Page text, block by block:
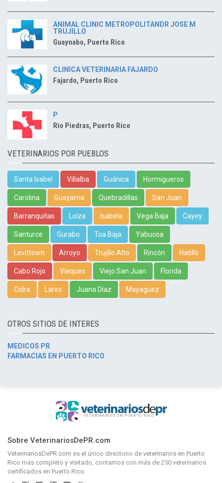
ANIMAL CLINIC METROPOLITANDR JOSE M
TRUJILLO
Guaynabo, Puerto Rico
CLINICA VETERINARIA FAJARDO
Fajardo, Puerto Rico
P
Rio Piedras, Puerto Rico
VETERINARIOS POR PUEBLOS
Santa Isabel Villalba Guánica Hormigueros
Carolina Guayama Quebradillas San Juan
Barranquitas Loíza Isabela Vega Baja Cayey
Santurce Gurabo Toa Baja Yabucoa
Levittown Arroyo Trujillo Alto Rincón Hatillo
Cabo Rojo Vieques Viejo San Juan Florida
Cidra Lares Juana Díaz Mayagüez
OTROS SITIOS DE INTERES
MEDICOS PR
FARMACIAS EN PUERTO RICO
Sobre VeterinariosDePR.com
VeterinariosDePR.com es el único directorio de veterinarios en Puerto
Rico más completo y visitado, contamos con más de 250 veterinarios
certificados en Puerto Rico.